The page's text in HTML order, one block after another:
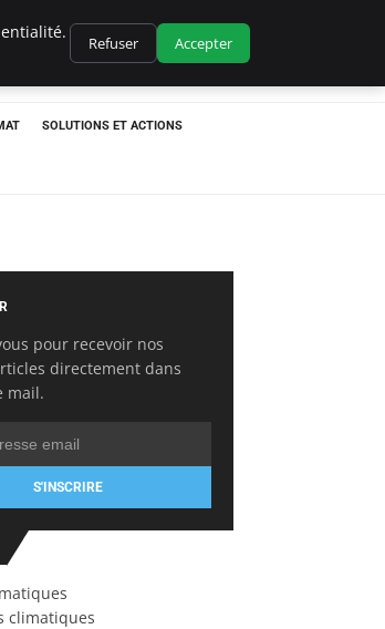
SOLUTIONS ET ACTIONS
pour recevoir nos
directement dans
mail.
S'INSCRIRE
climatiques
Refuser Accepter